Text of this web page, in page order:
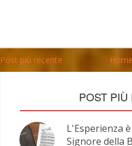
Post più recente
POST PIÙ
L'Esperienza
Signore della